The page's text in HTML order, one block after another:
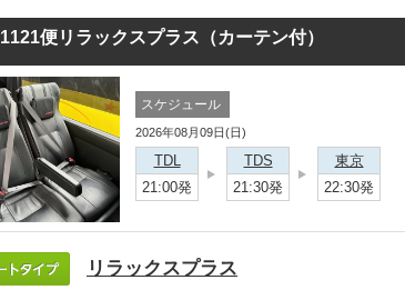
1121便リラックスプラス（カーテン付）
スケジュール
2026年08月09日(日)
TDL
21:00発
TDS
21:30発
東京
22:30発
リラックスプラス